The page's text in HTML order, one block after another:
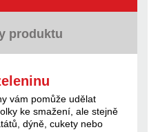
produktu
vám pomůže udělat
ke smažení, ale stejně
dýně, cukety nebo